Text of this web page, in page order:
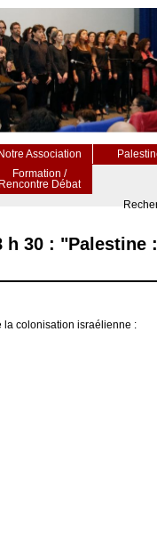
Notre Association
Formation /
Rencontre Débat
h 30 : "Palestine
la colonisation israélienne :